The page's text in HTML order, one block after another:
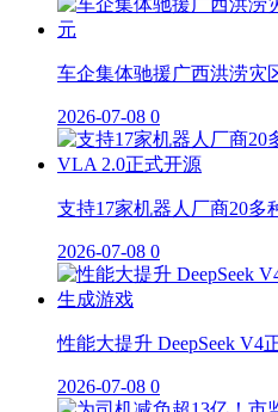
车企集体驰援广西洪涝灾
2026-07-08 0
支持17家机器人厂商20多
2026-07-08 0
性能大提升 DeepSeek V4
2026-07-08 0